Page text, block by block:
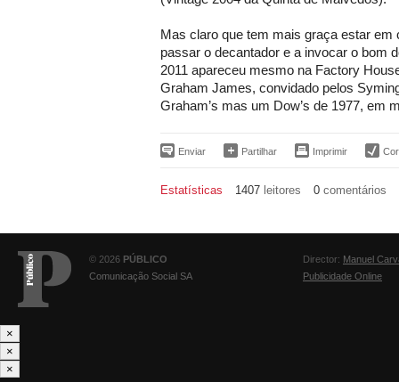
Mas claro que tem mais graça estar em
passar o decantador e a invocar o bom
2011 apareceu mesmo na Factory
Graham James, convidado pelos
Graham’s mas um Dow’s de 1977, em
Enviar Partilhar Imprimir
Estatísticas 1407 leitores 0 comentários
© 2026 PÚBLICO
Comunicação Social SA
Director: Manuel
Publicidade Online
×
×
×